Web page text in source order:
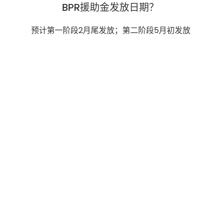
BPR援助金发放日期？
预计第一阶段2月尾发放；第二阶段5月初发放